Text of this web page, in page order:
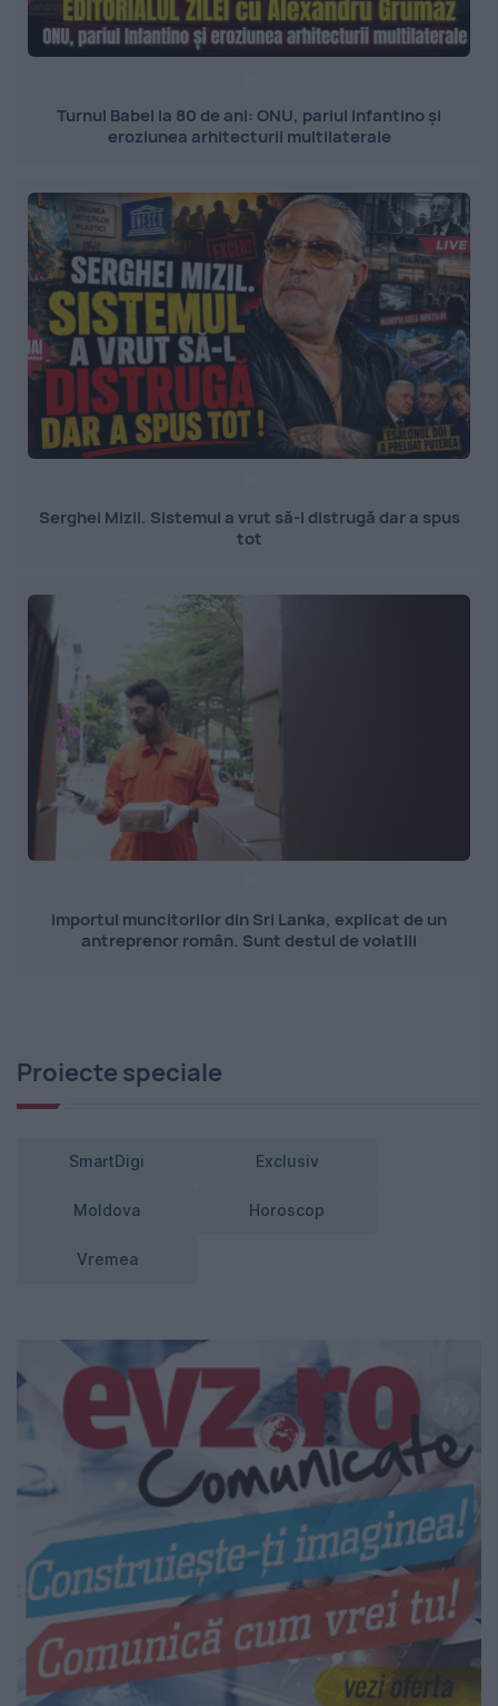
Turnul Babel la 80 de ani: ONU, pariul Infantino și
eroziunea arhitecturii multilaterale
Serghei Mizil. Sistemul a vrut să-l distrugă dar a spus
tot
Importul muncitorilor din Sri Lanka, explicat de un
antreprenor român. Sunt destul de volatili
Proiecte speciale
SmartDigi Exclusiv
Moldova Horoscop
Vremea